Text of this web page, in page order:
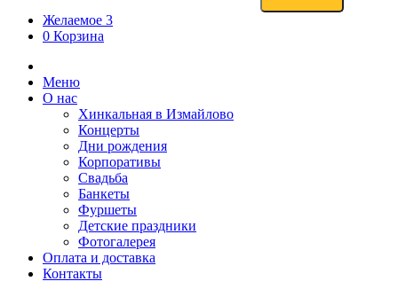
Желаемое 3
0 Корзина
Меню
О нас
Хинкальная в Измайлово
Концерты
Дни рождения
Корпоративы
Свадьба
Банкеты
Фуршеты
Детские праздники
Фотогалерея
Оплата и доставка
Контакты